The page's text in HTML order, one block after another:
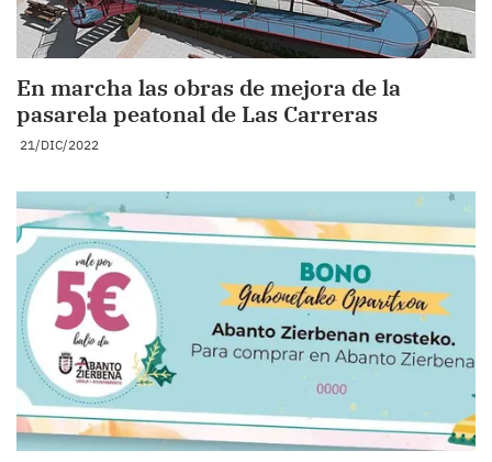
En marcha las obras de mejora de la
pasarela peatonal de Las Carreras
21/DIC/2022